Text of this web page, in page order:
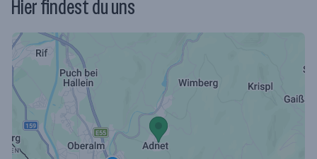
Hier findest du uns